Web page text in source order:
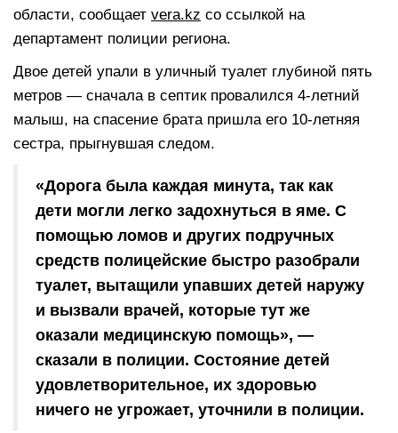
области, сообщает vera.kz со ссылкой на
департамент полиции региона.
Двое детей упали в уличный туалет глубиной пять
метров — сначала в септик провалился 4-летний
малыш, на спасение брата пришла его 10-летняя
сестра, прыгнувшая следом.
«Дорога была каждая минута, так как
дети могли легко задохнуться в яме. С
помощью ломов и других подручных
средств полицейские быстро разобрали
туалет, вытащили упавших детей наружу
и вызвали врачей, которые тут же
оказали медицинскую помощь», —
сказали в полиции. Состояние детей
удовлетворительное, их здоровью
ничего не угрожает, уточнили в полиции.